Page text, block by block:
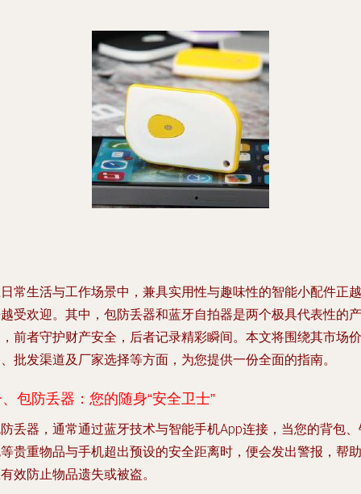
常生活与工作场景中，兼具实用性与趣味性的智能小配件正越
受欢迎。其中， 包防丢器和蓝牙自拍器是两个极具代表性的产
前者守护财产安全，后者记录精彩瞬间。本文将围绕其市场价
批发渠道及厂家选择等方面，为您提供一份全面的指南。
包防丢器：您的随身“安全卫士”
丢器，通常通过蓝牙技术与智能手机App连接，当您的背包
贵重物品与手机超出预设的安全距离时，便会发出警报，帮助
效防止物品遗失或被盗。